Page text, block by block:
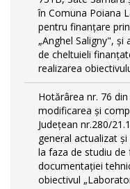
în Comuna Poiana
pentru finanțare
„Anghel Saligny",
de cheltuieli
realizarea
Hotărârea nr. 76
modificarea și
Județean nr.280/
general actualizat
la faza de studiu
documentației
obiectivul